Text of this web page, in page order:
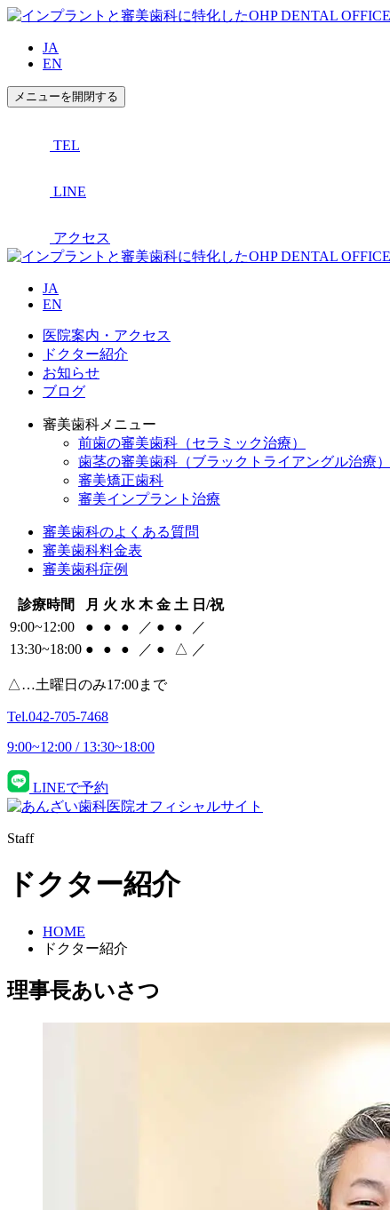
JA
EN
メニューを開閉する
TEL
LINE
アクセス
JA
EN
医院案内・アクセス
ドクター紹介
お知らせ
ブログ
審美歯科メニュー
前歯の審美歯科（セラミック治療）
歯茎の審美歯科（ブラックトライアングル治療）
審美矯正歯科
審美インプラント治療
審美歯科のよくある質問
審美歯科料金表
審美歯科症例
診療時間 月 火 水 木 金 土 日/祝
9:00~12:00
● ● ● ／ ● ●
／
13:30~18:00 ● ● ● ／ ● △ ／
△…土曜日のみ17:00まで
Tel.042-705-7468
9:00~12:00 / 13:30~18:00
LINEで予約
Staff
ドクター紹介
HOME
ドクター紹介
理事長あいさつ